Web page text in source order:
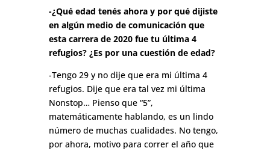
-¿Qué edad tenés ahora y por qué dijiste
en algún medio de comunicación que
esta carrera de 2020 fue tu última 4
refugios? ¿Es por una cuestión de edad?
-Tengo 29 y no dije que era mi última 4
refugios. Dije que era tal vez mi última
Nonstop… Pienso que “5”,
matemáticamente hablando, es un lindo
número de muchas cualidades. No tengo,
por ahora, motivo para correr el año que